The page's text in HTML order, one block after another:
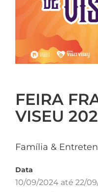
FEIRA
VISEU
Família &
Data
10/09/2024 até 22/